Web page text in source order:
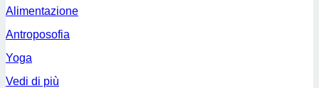
Alimentazione
Antroposofia
Yoga
Vedi di più